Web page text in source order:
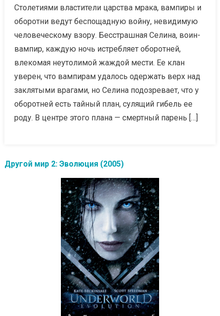
Столетиями властители царства мрака, вампиры и
оборотни ведут беспощадную войну, невидимую
человеческому взору. Бесстрашная Селина, воин-
вампир, каждую ночь истребляет оборотней,
влекомая неутолимой жаждой мести. Ее клан
уверен, что вампирам удалось одержать верх над
заклятыми врагами, но Селина подозревает, что у
оборотней есть тайный план, сулящий гибель ее
роду. В центре этого плана — смертный парень […]
Другой мир 2: Эволюция (2005)